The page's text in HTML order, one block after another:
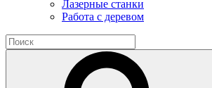
Лазерные станки
Работа с деревом